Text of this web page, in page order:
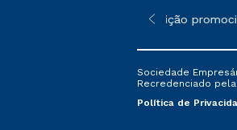
sofrer alterações nos
*A condição
Sociedade
Recredenciado pela
Política de